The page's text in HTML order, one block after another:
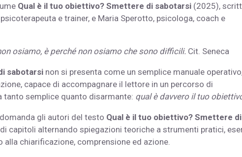
Qual è il tuo obiettivo? Smettere di sabotarsi (2025),
e trainer, e Maria Sperotto, psicologa, coach e
osiamo, è perché non osiamo che sono difficili. Cit. Seneca
sabotarsi non si presenta come un semplice manuale
capace di accompagnare il lettore in un percorso di
tanto semplice quanto disarmante: qual è davvero il tuo
gli autori del testo Qual è il tuo obiettivo? Smettere di
capitoli alternando spiegazioni teoriche a strumenti pratici,
chiarificazione, comprensione ed azione.